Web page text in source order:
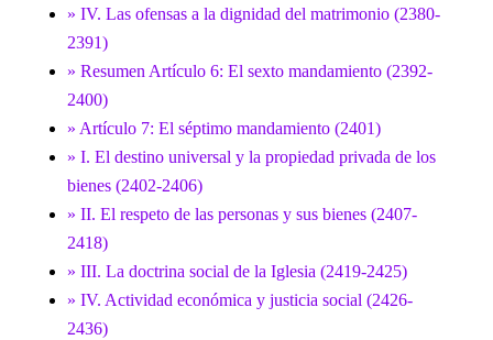
» IV. Las ofensas a la dignidad del matrimonio (2380-
2391)
» Resumen Artículo 6: El sexto mandamiento (2392-
2400)
» Artículo 7: El séptimo mandamiento (2401)
» I. El destino universal y la propiedad privada de los
bienes (2402-2406)
» II. El respeto de las personas y sus bienes (2407-
2418)
» III. La doctrina social de la Iglesia (2419-2425)
» IV. Actividad económica y justicia social (2426-
2436)